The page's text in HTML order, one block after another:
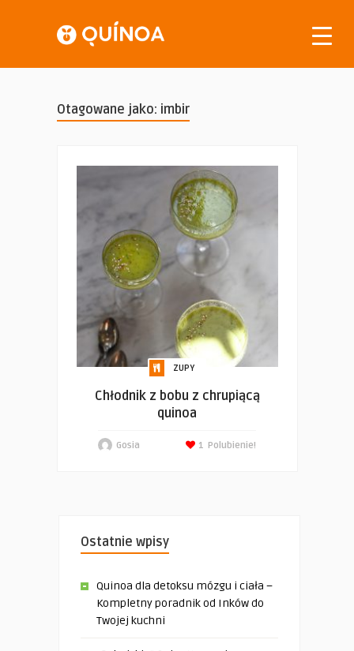
Otagowane jako: imbir
ZUPY
Chłodnik z bobu z chrupiącą
quinoa
Gosia Polubienie!
1
Ostatnie wpisy
Quinoa dla detoksu mózgu i ciała –
Kompletny poradnik od Inków do
Twojej kuchni